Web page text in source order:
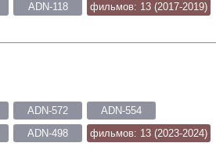
ADN-118 фильмов: 13 (2017-2019)
ADN-572
ADN-554
ADN-498 фильмов: 13 (2023-2024)